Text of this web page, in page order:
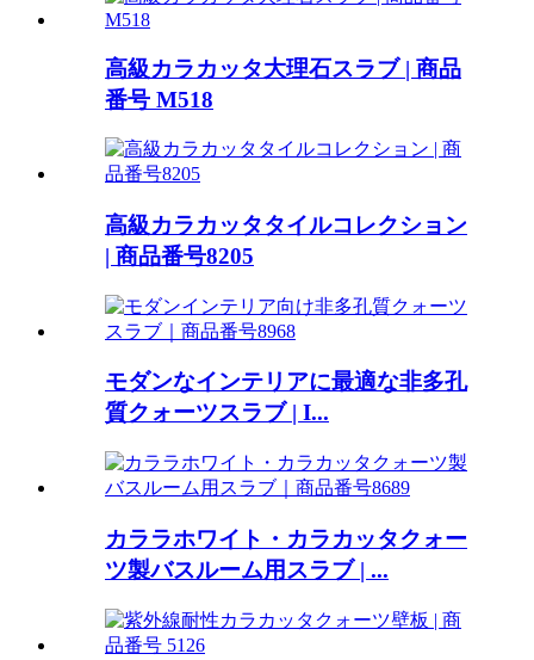
高級カラカッタ大理石スラブ | 商品
番号 M518
高級カラカッタタイルコレクション
| 商品番号8205
モダンなインテリアに最適な非多孔
質クォーツスラブ | I...
カララホワイト・カラカッタクォー
ツ製バスルーム用スラブ | ...